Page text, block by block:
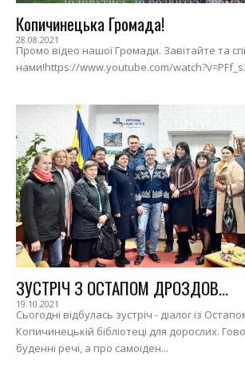
Копичинецька Громада!
28.08.2021
Промо відео нашої Громади. Завітайте та
нами!https://www.youtube.com/
ЗУСТРІЧ З ОСТАПОМ ДРОЗДОВ...
19.10.2021
Сьогодні відбулась зустріч - діалог із
Копичинецькій бібліотеці для дорослих.
буденні речі, а про самоіден...